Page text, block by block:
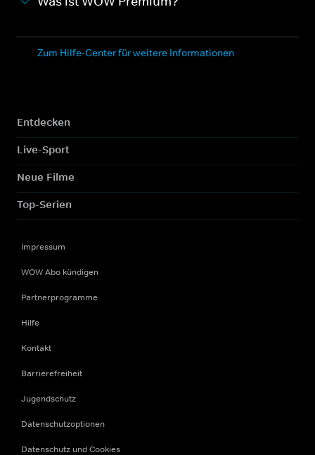
Zum Hilfe-Center für weitere Informationen
Entdecken
Live-Sport
Neue Filme
Top-Serien
Impressum
WOW Abo kündigen
Partnerprogramme
Hilfe
Kontakt
Barrierefreiheit
Jugendschutz
Datenschutzoptionen
Datenschutz und Cookies